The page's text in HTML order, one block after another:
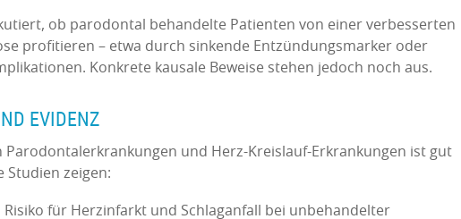
ob parodontal behandelte Patienten von einer verbesserten
profitieren – etwa durch sinkende Entzündungsmarker oder
Konkrete kausale Beweise stehen jedoch noch aus.
EVIDENZ
Parodontalerkrankungen und Herz-Kreislauf-Erkrankungen ist gut
Studien zeigen:
für Herzinfarkt und Schlaganfall bei unbehandelter